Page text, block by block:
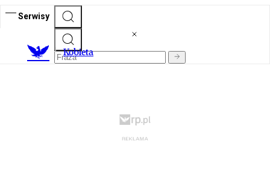
Serwisy
Kobieta